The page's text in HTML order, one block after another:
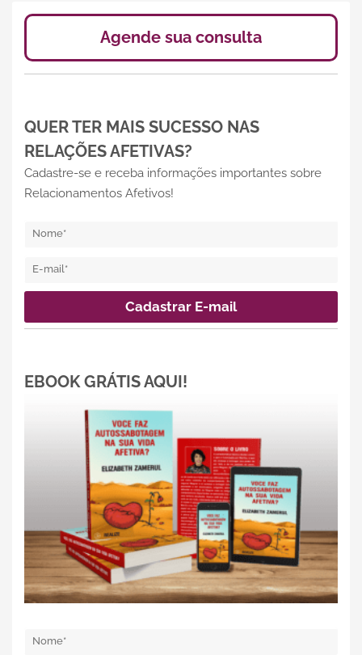
Agende sua consulta
QUER TER MAIS SUCESSO NAS
RELAÇÕES AFETIVAS?
Cadastre-se e receba informações importantes sobre
Relacionamentos Afetivos!
EBOOK GRÁTIS AQUI!